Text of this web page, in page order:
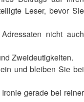
Leser, bevor Sie
nicht auch
Zweideutigkeiten.
und bleiben Sie bei
gerade bei reiner